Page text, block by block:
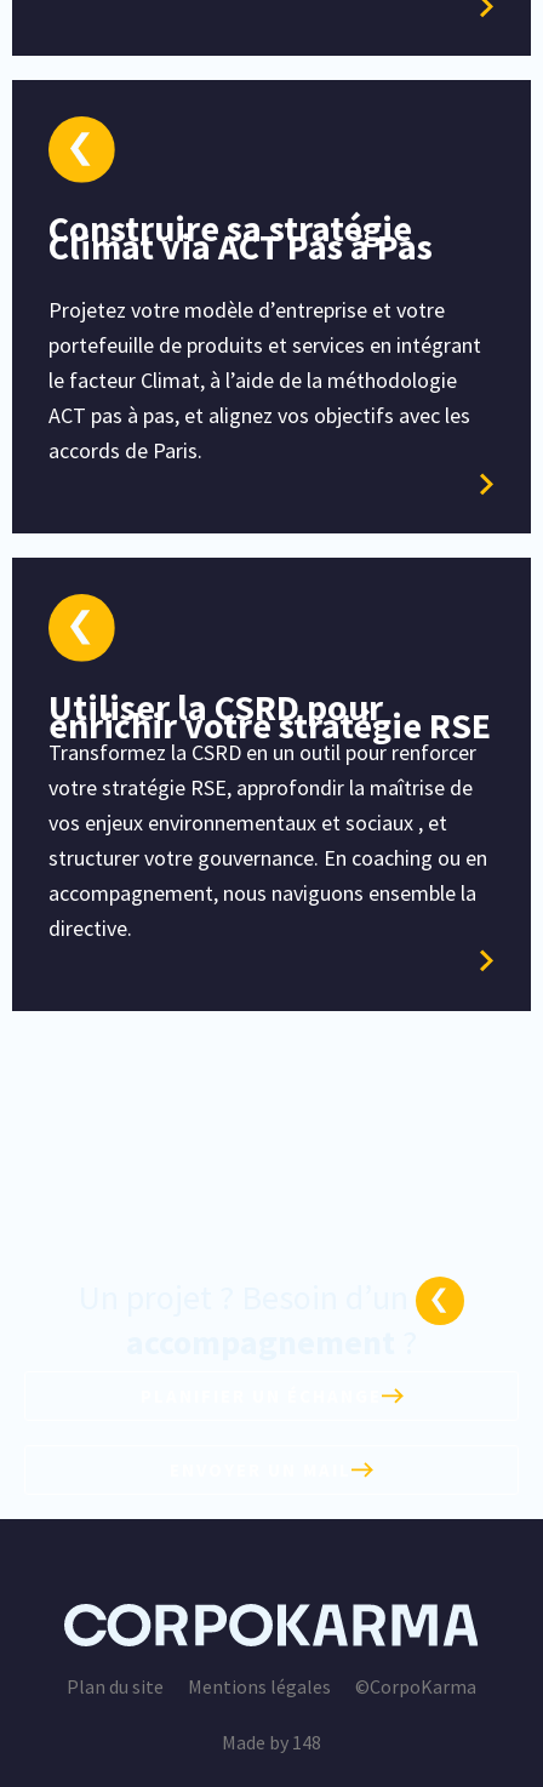
Construire sa stratégie
Climat via ACT Pas à Pas
Projetez votre modèle d’entreprise et votre
portefeuille de produits et services en intégrant
le facteur Climat, à l’aide de la méthodologie
ACT pas à pas, et alignez vos objectifs avec les
accords de Paris.
Utiliser la CSRD pour
enrichir votre stratégie RSE
Transformez la CSRD en un outil pour renforcer
votre stratégie RSE, approfondir la maîtrise de
vos enjeux environnementaux et sociaux , et
structurer votre gouvernance. En coaching ou en
accompagnement, nous naviguons ensemble la
directive.
Plan du site Mentions légales ©CorpoKarma
Made by 148